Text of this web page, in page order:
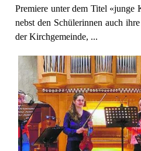
Premiere unter dem Titel «junge
nebst den Schülerinnen auch
der Kirchgemeinde, ...